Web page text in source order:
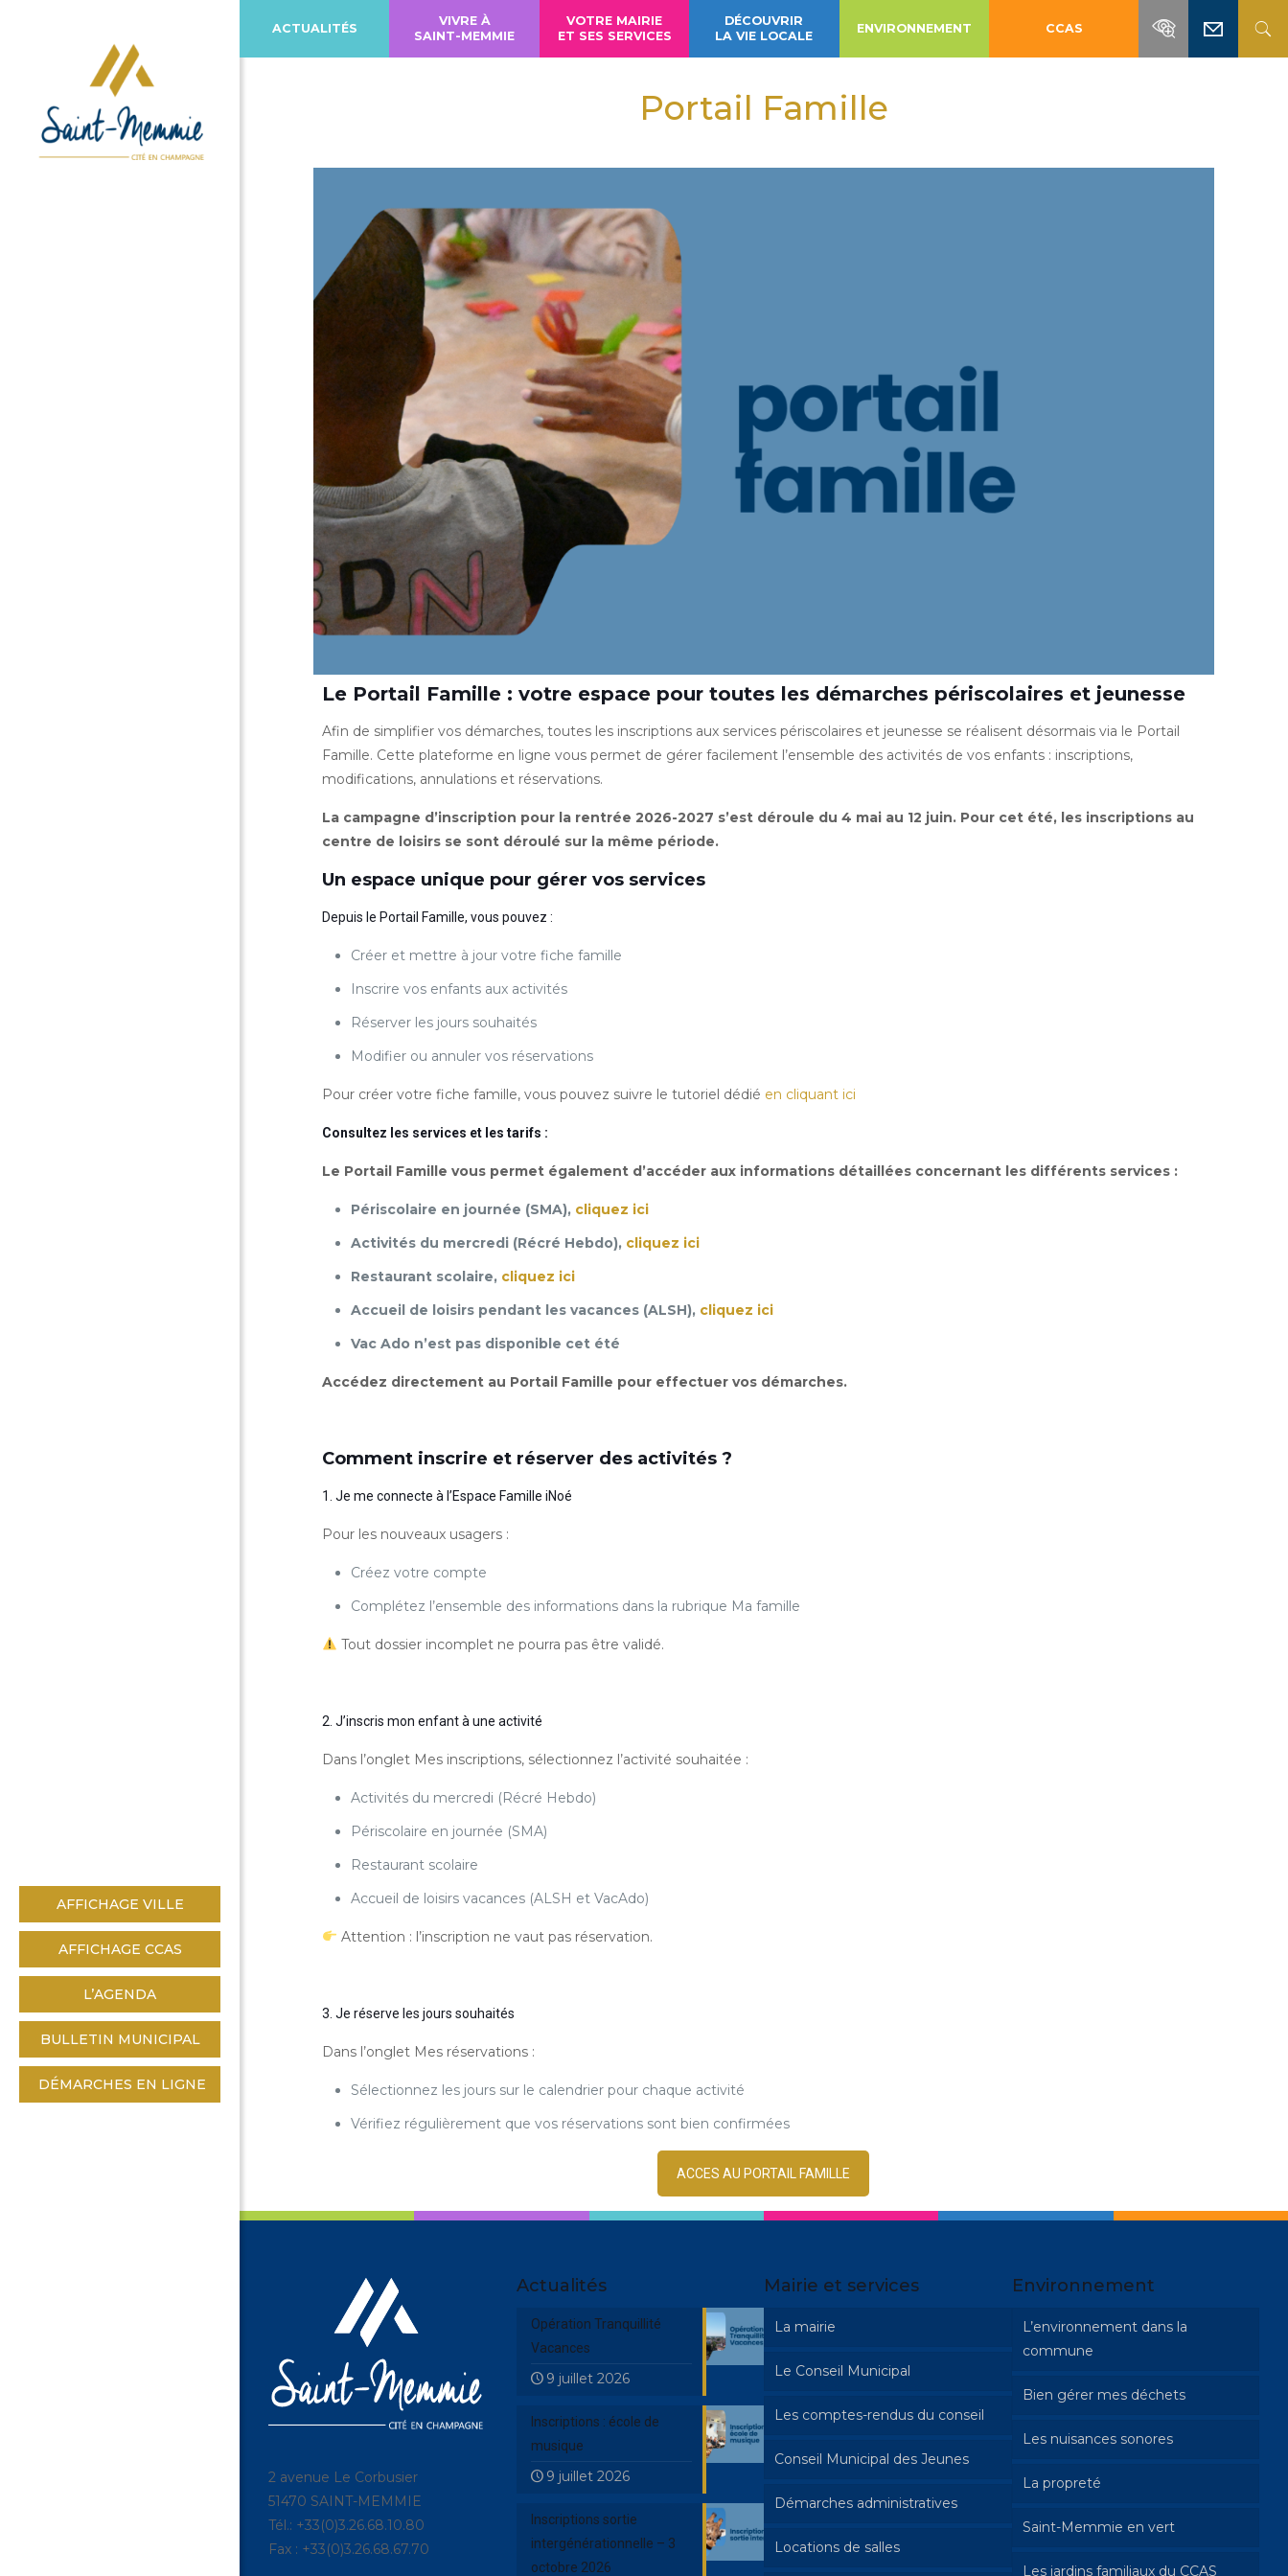
AFFICHAGE VILLE
AFFICHAGE CCAS
L’AGENDA
BULLETIN MUNICIPAL
DÉMARCHES EN LIGNE
ACTUALITÉS
VIVRE À
SAINT-MEMMIE
VOTRE MAIRIE
ET SES SERVICES
DÉCOUVRIR
LA VIE LOCALE
ENVIRONNEMENT CCAS
Portail Famille
Le Portail Famille : votre espace pour toutes les démarches périscolaires et jeunesse
Afin de simplifier vos démarches, toutes les inscriptions aux services périscolaires et jeunesse se réalisent désormais via le Portail
Famille. Cette plateforme en ligne vous permet de gérer facilement l’ensemble des activités de vos enfants : inscriptions,
modifications, annulations et réservations.
La campagne d’inscription pour la rentrée 2026-2027 s’est déroule du 4 mai au 12 juin. Pour cet été, les inscriptions au
centre de loisirs se sont déroulé sur la même période.
Un espace unique pour gérer vos services
Depuis le Portail Famille, vous pouvez :
Créer et mettre à jour votre fiche famille
Inscrire vos enfants aux activités
Réserver les jours souhaités
Modifier ou annuler vos réservations
Pour créer votre fiche famille, vous pouvez suivre le tutoriel dédié en cliquant ici
Consultez les services et les tarifs :
Le Portail Famille vous permet également d’accéder aux informations détaillées concernant les différents services :
Périscolaire en journée (SMA), cliquez ici
Activités du mercredi (Récré Hebdo), cliquez ici
Restaurant scolaire, cliquez ici
Accueil de loisirs pendant les vacances (ALSH), cliquez ici
Vac Ado n’est pas disponible cet été
Accédez directement au Portail Famille pour effectuer vos démarches.
Comment inscrire et réserver des activités ?
1. Je me connecte à l’Espace Famille iNoé
Pour les nouveaux usagers :
Créez votre compte
Complétez l’ensemble des informations dans la rubrique Ma famille
Tout dossier incomplet ne pourra pas être validé.
2. J’inscris mon enfant à une activité
Dans l’onglet Mes inscriptions, sélectionnez l’activité souhaitée :
Activités du mercredi (Récré Hebdo)
Périscolaire en journée (SMA)
Restaurant scolaire
Accueil de loisirs vacances (ALSH et VacAdo)
Attention : l’inscription ne vaut pas réservation.
3. Je réserve les jours souhaités
Dans l’onglet Mes réservations :
Sélectionnez les jours sur le calendrier pour chaque activité
Vérifiez régulièrement que vos réservations sont bien confirmées
ACCES AU PORTAIL FAMILLE
2 avenue Le Corbusier
51470 SAINT-MEMMIE
Tél.: +33(0)3.26.68.10.80
Fax : +33(0)3.26.68.67.70
Actualités
Opération Tranquillité
Vacances
9 juillet 2026
Inscriptions : école de
musique
9 juillet 2026
Inscriptions sortie
intergénérationnelle – 3
octobre 2026
Mairie et services
La mairie
Le Conseil Municipal
Les comptes-rendus du conseil
Conseil Municipal des Jeunes
Démarches administratives
Urbanisme et travaux
Locations de salles
Environnement
L’environnement dans la
commune
Bien gérer mes déchets
Les nuisances sonores
La propreté
Saint-Memmie en vert
Les jardins familiaux du CCAS